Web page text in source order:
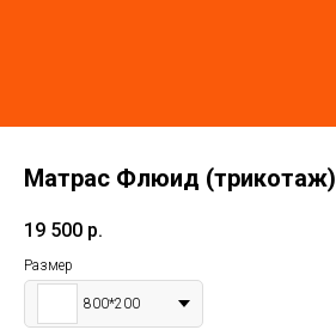
Матрас Флюид (трикотаж)
19 500 р.
Размер
800*200